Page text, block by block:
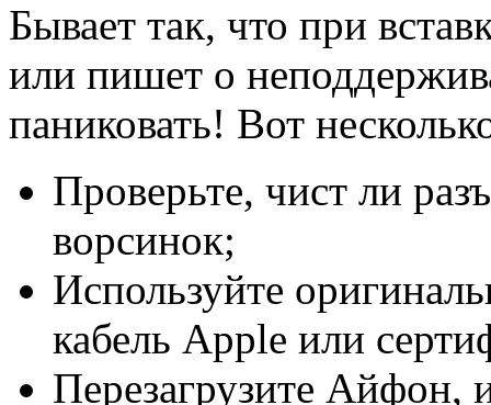
Бывает так, что при
или пишет о
паниковать! Вот
Проверьте, чист ли
ворсинок;
Используйте
кабель Apple или
Перезагрузите Айфон,